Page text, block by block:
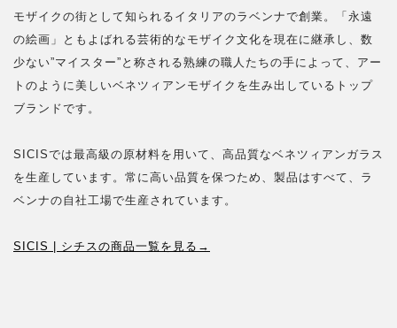
モザイクの街として知られるイタリアのラベンナで創業。「永遠
の絵画」ともよばれる芸術的なモザイク文化を現在に継承し、数
少ない”マイスター”と称される熟練の職人たちの手によって、アー
トのように美しいベネツィアンモザイクを生み出しているトップ
ブランドです。
SICISでは最高級の原材料を用いて、高品質なベネツィアンガラス
を生産しています。常に高い品質を保つため、製品はすべて、ラ
ベンナの自社工場で生産されています。
SICIS | シチスの商品一覧を見る→